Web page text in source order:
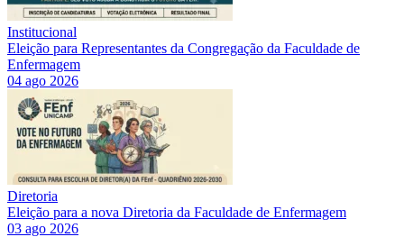
Institucional
Eleição para Representantes da Congregação da Faculdade de
Enfermagem
04 ago 2026
Diretoria
Eleição para a nova Diretoria da Faculdade de Enfermagem
03 ago 2026